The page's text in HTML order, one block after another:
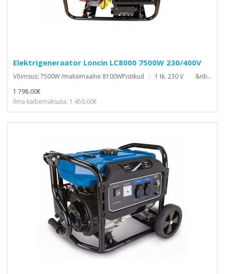
Elektrigeneraator Loncin LC8000 7500W 230/400V
Võimsus: 7500W /maksimaalne 8100WPistikud : 1 tk. 230 V &nb..
1 798.00€
Ilma käibemaksuta: 1 450.00€